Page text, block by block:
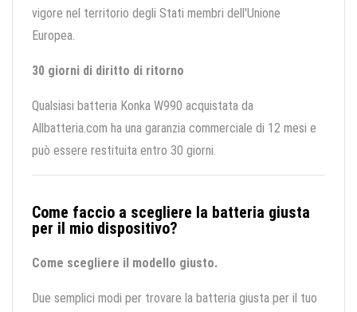
vigore nel territorio degli Stati membri dell'Unione
Europea.
30 giorni di diritto di ritorno
Qualsiasi batteria Konka W990 acquistata da
Allbatteria.com ha una garanzia commerciale di 12 mesi e
può essere restituita entro 30 giorni.
Come faccio a scegliere la batteria giusta
per il mio dispositivo?
Come scegliere il modello giusto.
Due semplici modi per trovare la batteria giusta per il tuo